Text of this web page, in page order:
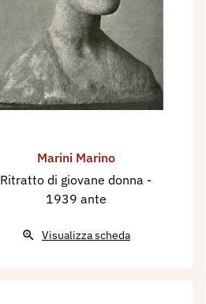
Marini Marino
Ritratto di giovane donna -
1939 ante
Visualizza scheda